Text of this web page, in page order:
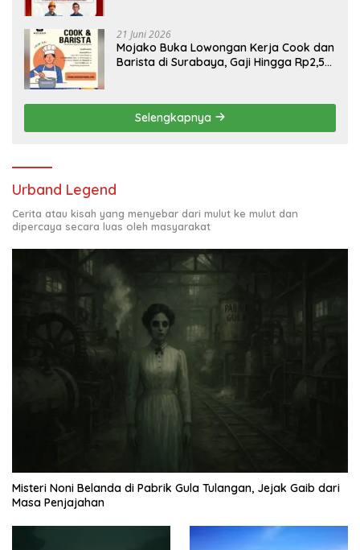
21 Juni 2026
Mojako Buka Lowongan Kerja Cook dan
Barista di Surabaya, Gaji Hingga Rp2,5
Selengkapnya
Urband Legend
Cerita atau kisah yang menyebar dari mulut ke mulut dan
dipercaya secara luas oleh masyarakat
Misteri Noni Belanda di Pabrik Gula Tulangan, Jejak Gaib dari
Masa Penjajahan